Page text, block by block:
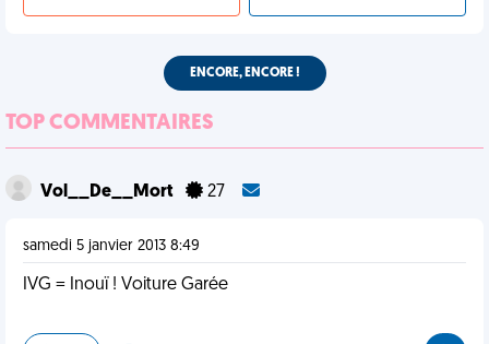
ENCORE, ENCORE !
TOP COMMENTAIRES
Vol__De__Mort 27
samedi 5 janvier 2013 8:49
IVG = Inouï ! Voiture Garée